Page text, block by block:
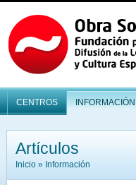
CENTROS INFORMACIÓN
Artículos
Inicio » Información